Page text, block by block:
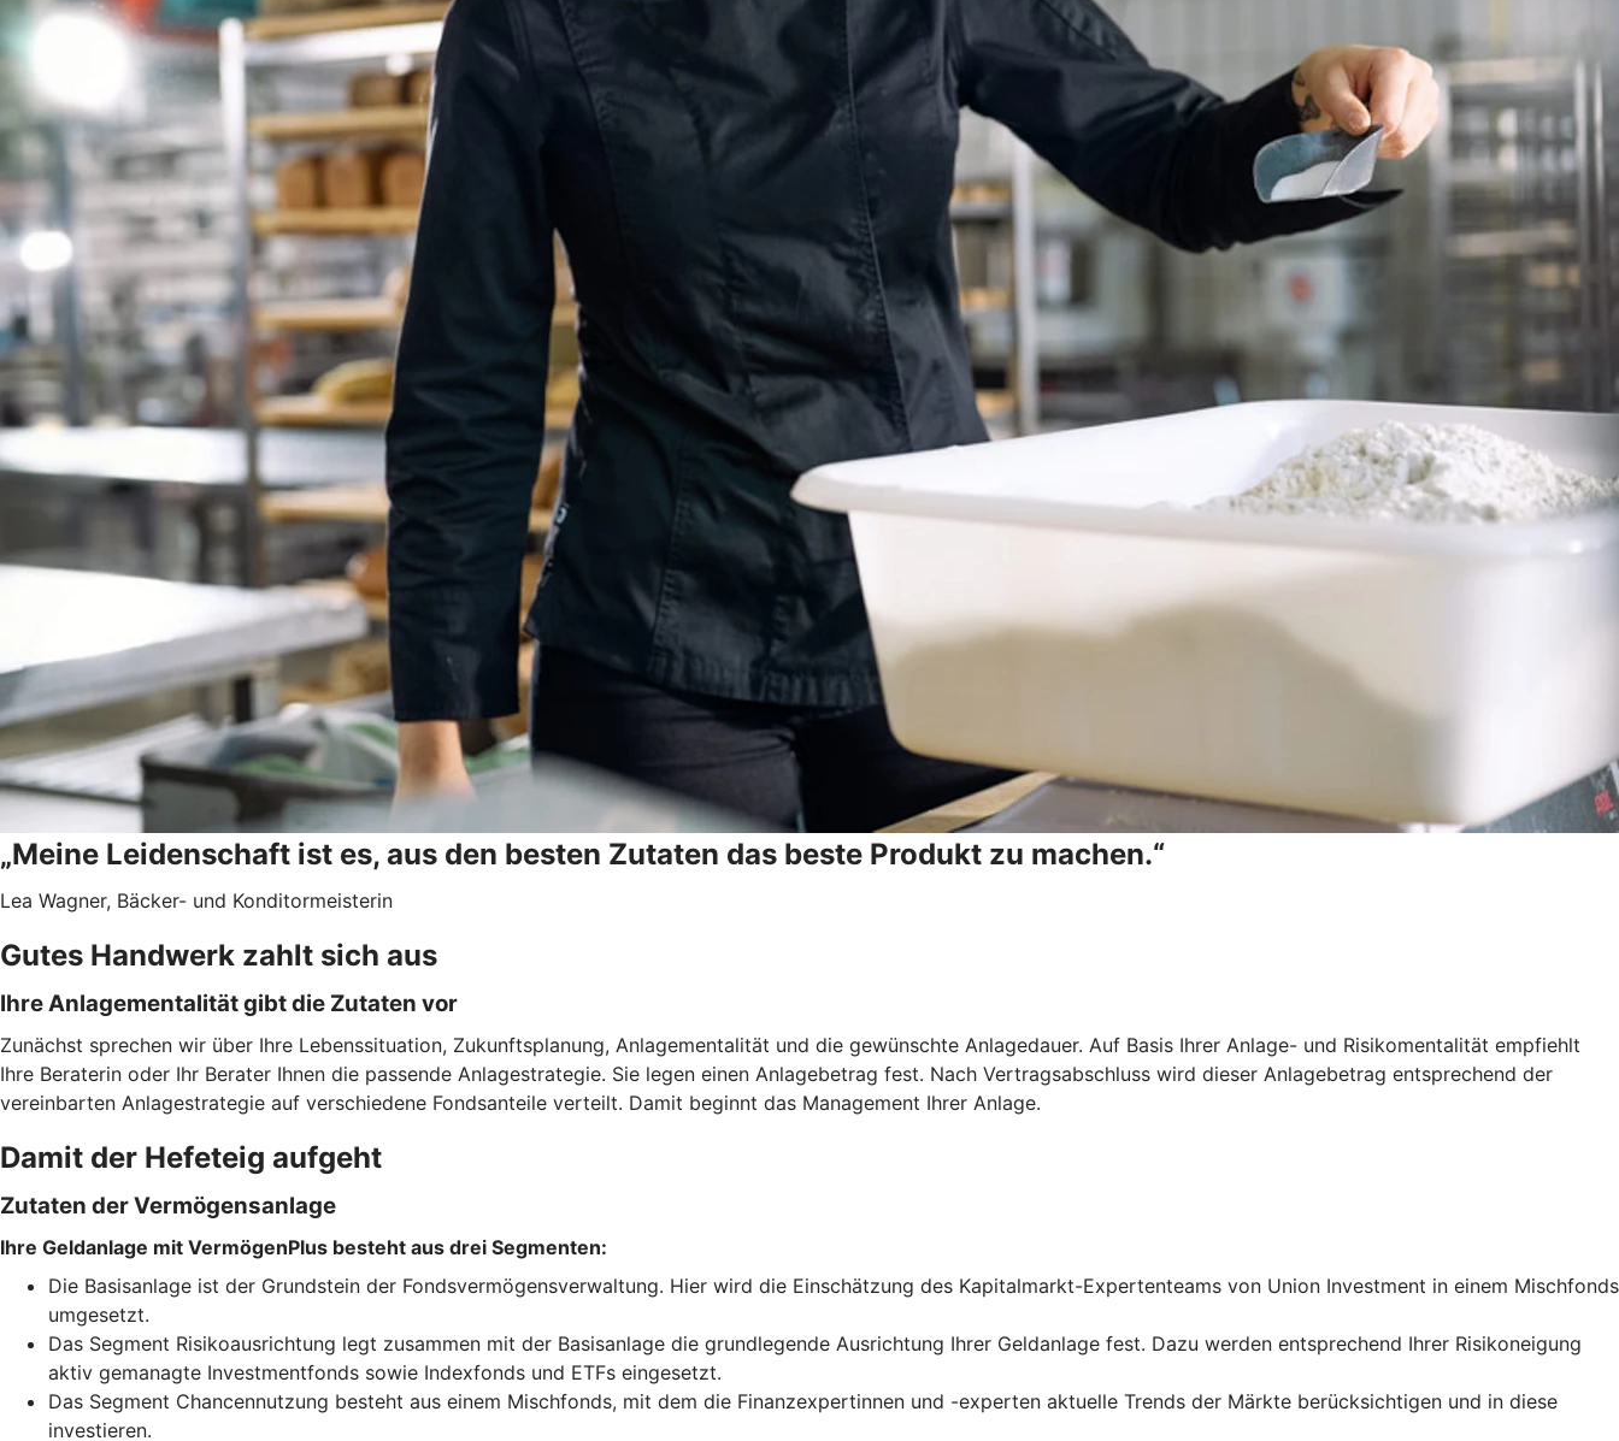
„Meine Leidenschaft ist es, aus den besten Zutaten das beste Produkt zu machen.“
Lea Wagner, Bäcker- und Konditormeisterin
Gutes Handwerk zahlt sich aus
Ihre Anlagementalität gibt die Zutaten vor
Zunächst sprechen wir über Ihre Lebenssituation, Zukunftsplanung, Anlagementalität und die gewünschte Anlagedauer. Auf Basis Ihrer Anlage- und Risikomentalität empfiehlt
Ihre Beraterin oder Ihr Berater Ihnen die passende Anlagestrategie. Sie legen einen Anlagebetrag fest. Nach Vertragsabschluss wird dieser Anlagebetrag entsprechend der
vereinbarten Anlagestrategie auf verschiedene Fondsanteile verteilt. Damit beginnt das Management Ihrer Anlage.
Damit der Hefeteig aufgeht
Zutaten der Vermögensanlage
Ihre Geldanlage mit VermögenPlus besteht aus drei Segmenten:
Die Basisanlage ist der Grundstein der Fondsvermögensverwaltung. Hier wird die Einschätzung des Kapitalmarkt-Expertenteams von Union Investment in einem Mischfonds
umgesetzt.
Das Segment Risikoausrichtung legt zusammen mit der Basisanlage die grundlegende Ausrichtung Ihrer Geldanlage fest. Dazu werden entsprechend Ihrer Risikoneigung
aktiv gemanagte Investmentfonds sowie Indexfonds und ETFs eingesetzt.
Das Segment Chancennutzung besteht aus einem Mischfonds, mit dem die Finanzexpertinnen und -experten aktuelle Trends der Märkte berücksichtigen und in diese
investieren.